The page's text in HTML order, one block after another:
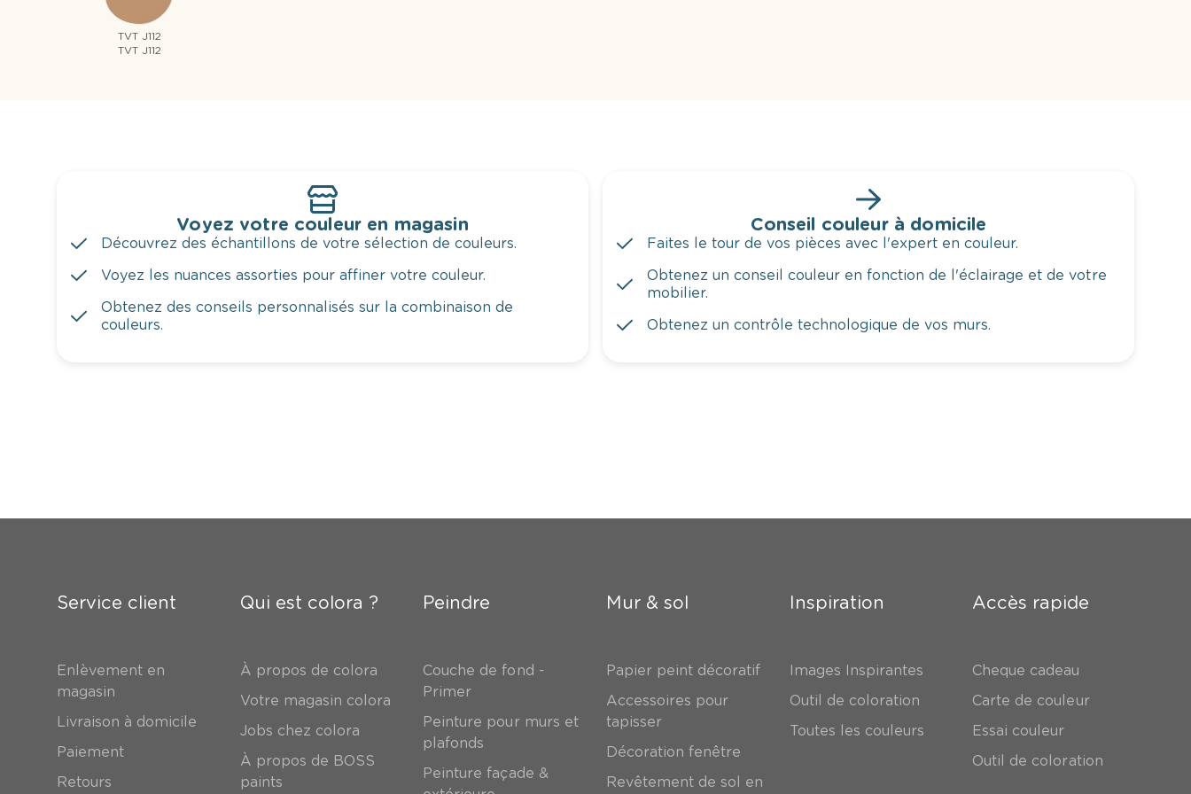
TVT J112
TVT J112
Voyez votre couleur en magasin
Découvrez des échantillons de votre sélection de couleurs.
Voyez les nuances assorties pour affiner votre couleur.
Obtenez des conseils personnalisés sur la combinaison de
couleurs.
Conseil couleur à domicile
Faites le tour de vos pièces avec l'expert en couleur.
Obtenez un conseil couleur en fonction de l'éclairage et de votre
mobilier.
Obtenez un contrôle technologique de vos murs.
Service client
Enlèvement en
magasin
Livraison à domicile
Paiement
Retours
Qui est colora ?
À propos de colora
Votre magasin colora
Jobs chez colora
À propos de BOSS
paints
Peindre
Couche de fond -
Primer
Peinture pour murs et
plafonds
Peinture façade &
Mur & sol
Papier peint décoratif
Accessoires pour
tapisser
Décoration fenêtre
Revêtement de sol en
Inspiration
Images Inspirantes
Outil de coloration
Toutes les couleurs
Accès rapide
Cheque cadeau
Carte de couleur
Essai couleur
Outil de coloration